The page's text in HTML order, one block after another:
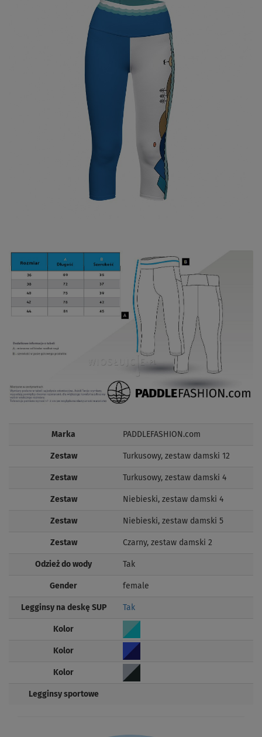
Marka PADDLEFASHION.com
Zestaw Turkusowy, zestaw damski 12
Zestaw Turkusowy, zestaw damski 4
Zestaw Niebieski, zestaw damski 4
Zestaw Niebieski, zestaw damski 5
Zestaw Czarny, zestaw damski 2
Odzież do wody Tak
Gender female
Legginsy na deskę SUP Tak
Kolor
Kolor
Kolor
Legginsy sportowe